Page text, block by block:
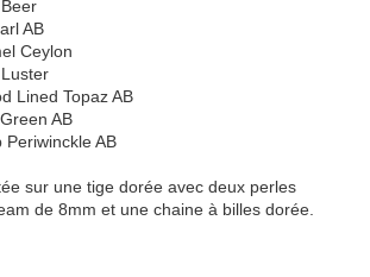
AB
Ceylon
Lined Topaz AB
AB
AB
sur une tige dorée avec deux perles
de 8mm et une chaine à billes dorée.